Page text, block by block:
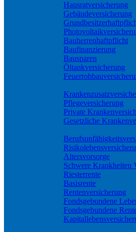
Hausratversicherung
Gebäudeversicherung
Bauherrenhaftpflicht
Baufinanzierung
Bausparen
Öltankversicherung
Pflegeversicherung
Private
Gesetzliche
Altersvorsorge
Schwere Krankheiten
Riesterrente
Basisrente
Rentenversicherung
Fondsgebundene
Fondsgebundene